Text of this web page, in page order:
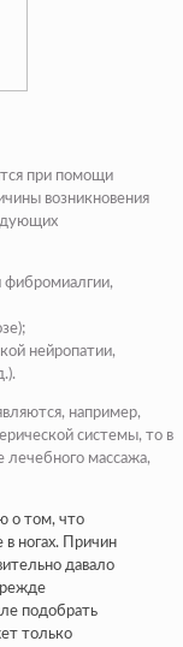
при помощи
возникновения
фибромиалгии,
нейропатии,
например,
системы, то в
лечебного массажа,
о том, что
ногах. Причин
давало
подобрать
только